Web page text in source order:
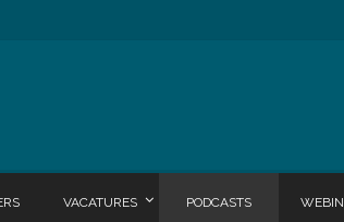
VACATURES PODCASTS